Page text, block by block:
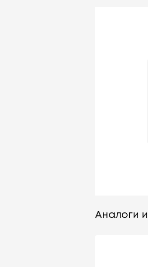
Аналоги